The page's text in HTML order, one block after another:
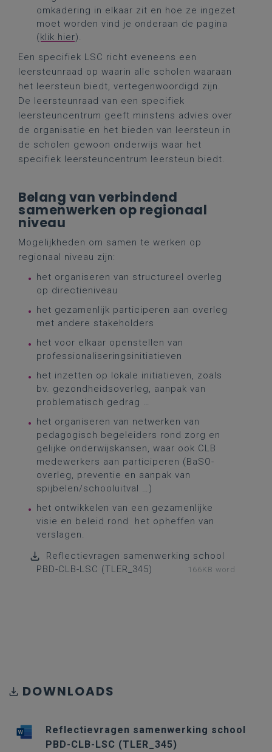
omkadering in elkaar zit en hoe ze ingezet
moet worden vind je onderaan de pagina
(klik hier).
Een specifiek LSC richt eveneens een
leersteunraad op waarin alle scholen waaraan
het leersteun biedt, vertegenwoordigd zijn.
De leersteunraad van een specifiek
leersteuncentrum geeft minstens advies over
de organisatie en het bieden van leersteun in
de scholen gewoon onderwijs waar het
specifiek leersteuncentrum leersteun biedt.
Belang van verbindend
samenwerken op regionaal
niveau
Mogelijkheden om samen te werken op
regionaal niveau zijn:
het organiseren van structureel overleg
op directieniveau
het gezamenlijk participeren aan overleg
met andere stakeholders
het voor elkaar openstellen van
professionaliseringsinitiatieven
het inzetten op lokale initiatieven, zoals
bv. gezondheidsoverleg, aanpak van
problematisch gedrag …
het organiseren van netwerken van
pedagogisch begeleiders rond zorg en
gelijke onderwijskansen, waar ook CLB
medewerkers aan participeren (BaSO-
overleg, preventie en aanpak van
spijbelen/schooluitval …)
het ontwikkelen van een gezamenlijke
visie en beleid rond het opheffen van
verslagen.
Reflectievragen samenwerking school
PBD-CLB-LSC (TLER_345)
166KB word
DOWNLOADS
Reflectievragen samenwerking school
PBD-CLB-LSC (TLER_345)